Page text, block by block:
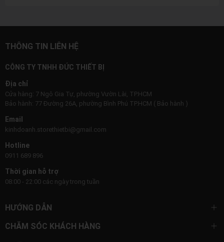
THÔNG TIN LIÊN HỆ
CÔNG TY TNHH ĐỨC THIẾT BỊ
Địa chỉ
Cửa hàng: 7 Ngô Gia Tự, phường Vườn Lài, TP.HCM
Bảo hành: 77 Đường 26A, phường Bình Phú TP.HCM ( Bảo hành )
Email
kinhdoanh.storethietbi@gmail.com
Hotline
0911 689 896
Thời gian hỗ trợ
08:00 - 22:00 các ngày trong tuần
HƯỚNG DẪN
CHĂM SÓC KHÁCH HÀNG